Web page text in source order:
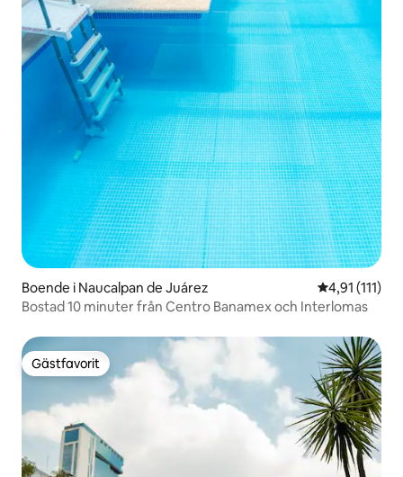
Boende i Naucalpan de Juárez 4,91 av 5 i
4,91 (111)
Bostad 10 minuter från Centro Banamex och Interlomas
Gästfavorit
Gästfavorit